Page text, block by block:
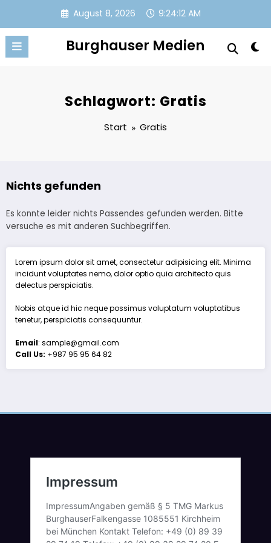
springen
August 8, 2026 9:24:12 AM
Burghauser Medien
Schlagwort: Gratis
Start Gratis
Nichts gefunden
Es konnte leider nichts Passendes gefunden werden. Bitte
versuche es mit anderen Suchbegriffen.
Lorem ipsum dolor sit amet, consectetur adipisicing elit. Minima
incidunt voluptates nemo, dolor optio quia architecto quis
delectus perspiciatis.
Nobis atque id hic neque possimus voluptatum voluptatibus
tenetur, perspiciatis consequuntur.
Email: sample@gmail.com
Call Us: +987 95 95 64 82